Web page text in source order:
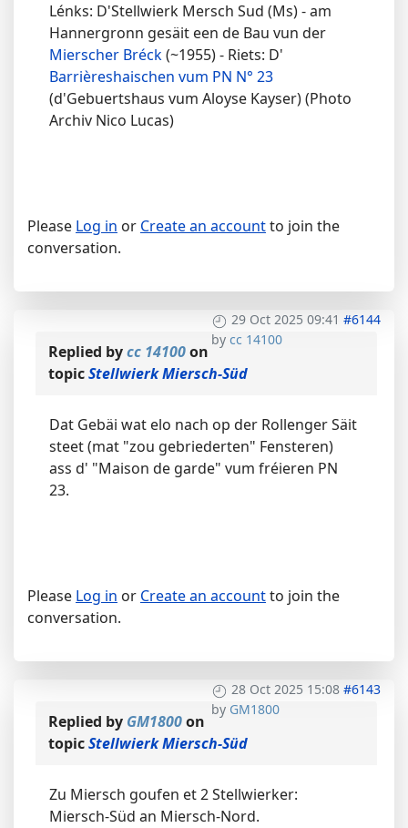
Lénks: D'Stellwierk Mersch Sud (Ms) - am
Hannergronn gesäit een de Bau vun der
Mierscher Bréck(~1955) - Riets: D'
Barrièreshaischen vum PN N° 23
(d'Gebuertshaus vum Aloyse Kayser) (Photo
Archiv Nico Lucas)
Please Log in or Create an accountto join the
conversation.
29 Oct 2025 09:41 #6144
by cc 14100
Replied bycc 14100on
topicStellwierk Miersch-Süd
Dat Gebäi wat elo nach op der Rollenger Säit
steet (mat "zou gebriederten" Fensteren)
ass d' "Maison de garde" vum fréieren PN
23.
Please Log in or Create an accountto join the
conversation.
28 Oct 2025 15:08 #6143
by GM1800
Replied by GM1800on
topicStellwierk Miersch-Süd
Zu Miersch goufen et 2 Stellwierker:
Miersch-Süd an Miersch-Nord.